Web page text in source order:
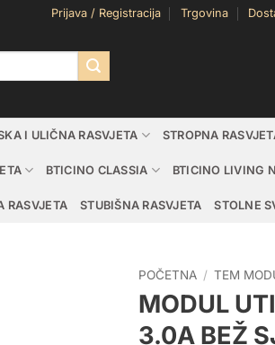
Prijava / Registracija Trgovina
I ULIČNA RASVJETA STROPNA
BTICINO CLASSIA BTICINO LIVING
RASVJETA STUBIŠNA RASVJETA STOLNE
POČETNA / TEM
MODUL
3.0A BEŽ